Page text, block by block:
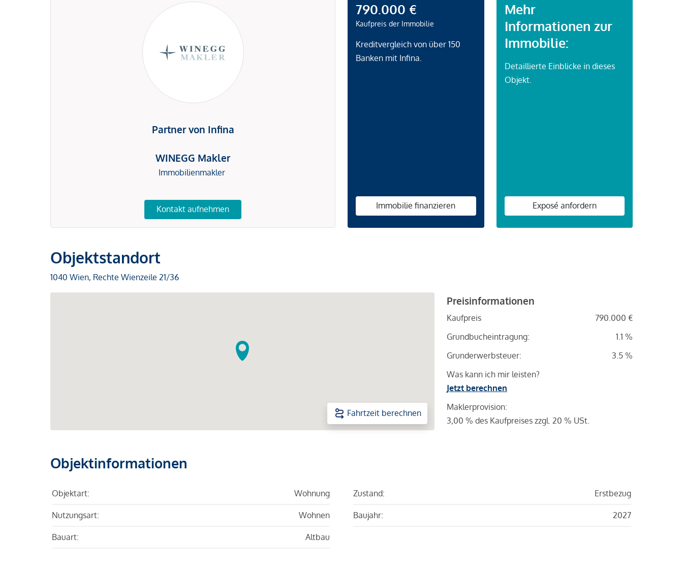
Partner von Infina
WINEGG Makler
Immobilienmakler
Kontakt aufnehmen
790.000 €
Kaufpreis der Immobilie
Kreditvergleich von über 150
Banken mit Infina.
Immobilie finanzieren
Mehr
Informationen zur
Immobilie:
Detaillierte Einblicke in dieses
Objekt.
Exposé anfordern
Objektstandort
1040 Wien, Rechte Wienzeile 21/36
Fahrtzeit berechnen
Preisinformationen
Kaufpreis
790.000 €
Grundbucheintragung:
1.1 %
Grunderwerbsteuer:
3.5 %
Was kann ich mir leisten?
Jetzt berechnen
Maklerprovision:
3,00 % des Kaufpreises zzgl. 20 % USt.
Objektinformationen
Objektart: Wohnung
Nutzungsart: Wohnen
Bauart: Altbau
Zustand: Erstbezug
Baujahr: 2027